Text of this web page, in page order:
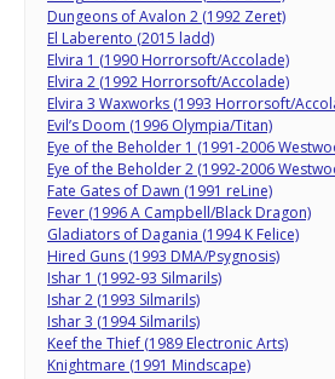
Dungeons of Avalon 2 (1992 Zeret)
El Laberento (2015 ladd)
Elvira 1 (1990 Horrorsoft/Accolade)
Elvira 2 (1992 Horrorsoft/Accolade)
Elvira 3 Waxworks (1993 Horrorsoft/
Evil’s Doom (1996 Olympia/Titan)
Eye of the Beholder 1 (1991-2006
Eye of the Beholder 2 (1992-2006
Fate Gates of Dawn (1991 reLine)
Fever (1996 A Campbell/Black Dragon)
Gladiators of Dagania (1994 K Felice)
Hired Guns (1993 DMA/Psygnosis)
Ishar 1 (1992-93 Silmarils)
Ishar 2 (1993 Silmarils)
Ishar 3 (1994 Silmarils)
Keef the Thief (1989 Electronic Arts)
Knightmare (1991 Mindscape)